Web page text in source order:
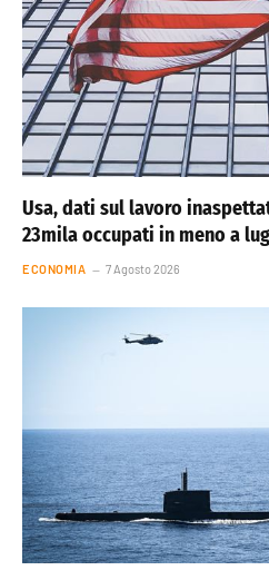
Usa, dati sul lavoro
23mila occupati in meno a
ECONOMIA 7 Agosto 2026